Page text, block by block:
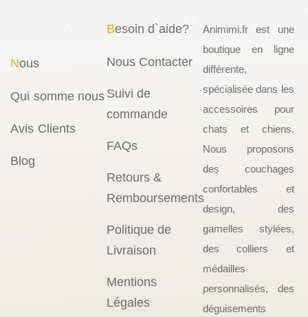
Nous
Qui somme nous
Avis Clients
Blog
Besoin d`aide?
Nous Contacter
Suivi de
commande
FAQs
Retours &
Remboursements
Politique de
Livraison
Mentions
Légales
Animimi.fr est une
boutique en ligne
différente,
spécialisée dans les
accessoires pour
chats et chiens.
Nous proposons
des couchages
confortables et
design, des
gamelles stylées,
des colliers et
médailles
personnalisés, des
déguisements